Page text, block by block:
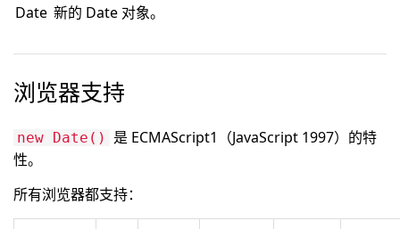
Date 新的 Date 对象。
浏览器支持
new Date()
是 ECMAScript1（JavaScript 1997）的特
性。
所有浏览器都支持：